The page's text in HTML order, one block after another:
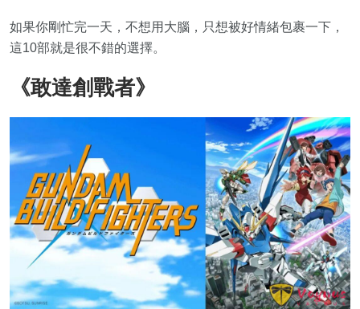
如果你剛忙完一天，不想用大腦，只想被好情緒包裹一下，
這10部就是很不錯的選擇。
《敢達創戰者》